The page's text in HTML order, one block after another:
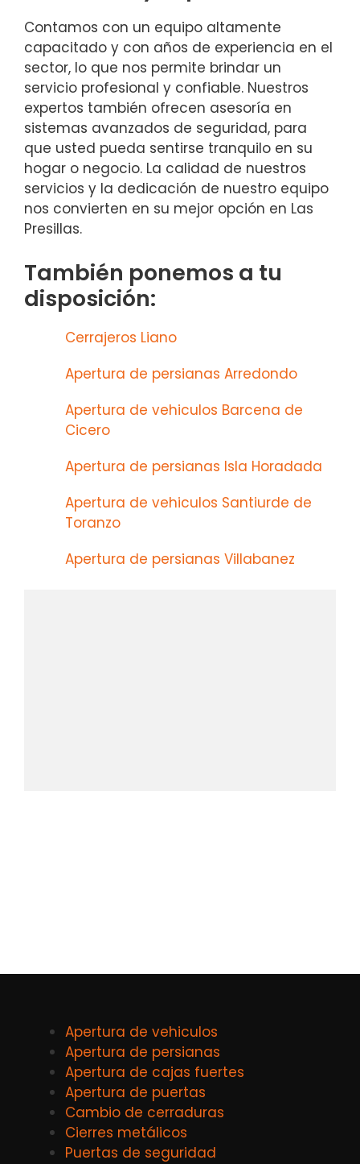
Contamos con un equipo altamente
capacitado y con años de experiencia en el
sector, lo que nos permite brindar un
servicio profesional y confiable. Nuestros
expertos también ofrecen asesoría en
sistemas avanzados de seguridad, para
que usted pueda sentirse tranquilo en su
hogar o negocio. La calidad de nuestros
servicios y la dedicación de nuestro equipo
nos convierten en su mejor opción en Las
Presillas.
También ponemos a tu
disposición:
Cerrajeros Liano
Apertura de persianas Arredondo
Apertura de vehiculos Barcena de
Cicero
Apertura de persianas Isla Horadada
Apertura de vehiculos Santiurde de
Toranzo
Apertura de persianas Villabanez
Apertura de vehiculos
Apertura de persianas
Apertura de cajas fuertes
Apertura de puertas
Cambio de cerraduras
Cierres metálicos
Puertas de seguridad